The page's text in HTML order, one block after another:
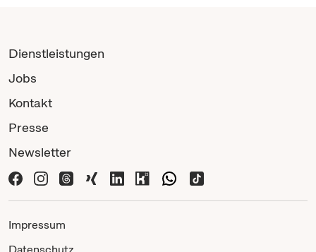
Dienstleistungen
Jobs
Kontakt
Presse
Newsletter
Impressum